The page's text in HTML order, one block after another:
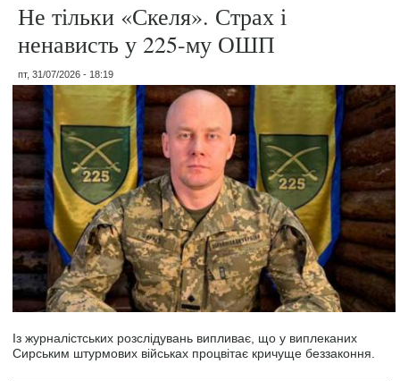
Не тільки «Скеля». Страх і
ненависть у 225-му ОШП
пт, 31/07/2026 - 18:19
Із журналістських розслідувань випливає, що у виплеканих
Сирським штурмових військах процвітає кричуще беззаконня.